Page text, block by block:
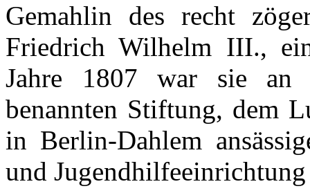
Gemahlin des recht
Friedrich Wilhelm III.,
Jahre 1807 war sie an
benannten Stiftung, dem
in Berlin-Dahlem
und